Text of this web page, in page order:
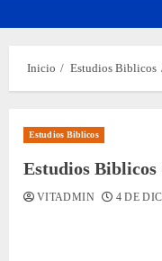
Inicio Estudios Biblicos
Estudios Biblicos
Estudios
VITADMIN 4 DE